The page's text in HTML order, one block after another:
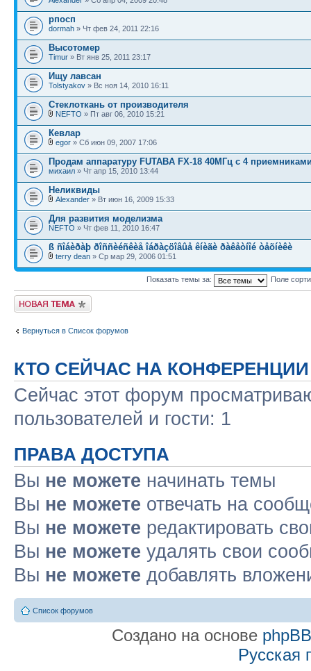
рпосп
dormah » Чт фев 24, 2011 22:16
Высотомер
Timur » Вт янв 25, 2011 23:17
Ищу лавсан
Tolstyakov » Вс ноя 14, 2010 16:11
Стеклоткань от производителя
NEFTO » Пт авг 06, 2010 15:21
Кевлар
egor » Сб июн 09, 2007 17:06
Продам аппаратуру FUTABA FX-18 40МГц c 4
михаил » Чт апр 15, 2010 13:44
Неликвиды
Alexander » Вт июн 16, 2009 15:33
Для развития моделизма
NEFTO » Чт фев 11, 2010 16:47
ß ñîáèðàþ ðîññèéñêèå îáðàçöîâûå êíèãè ðàêåòíîé òåõíèêè
terry dean » Ср мар 29, 2006 01:51
Показать темы за: Поле
Новая тема
Вернуться в Список форумов
КТО СЕЙЧАС НА КОНФЕРЕНЦИИ
Сейчас этот форум
пользователей и гости: 1
ПРАВА ДОСТУПА
Вы не можете начинать темы
Вы не можете отвечать на
Вы не можете редактировать
Вы не можете удалять свои
Вы не можете добавлять
Список форумов
Создано на основе phpBB
Русская